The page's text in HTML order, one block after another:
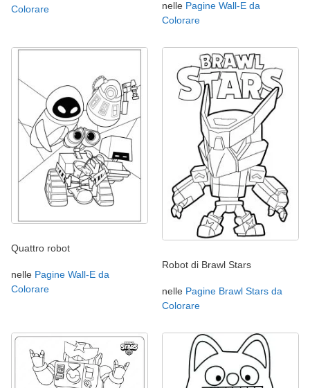
Colorare
nelle Pagine Wall-E da
Colorare
Quattro robot
nelle Pagine Wall-E da
Colorare
Robot di Brawl Stars
nelle Pagine Brawl Stars da
Colorare